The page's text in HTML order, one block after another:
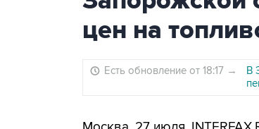
цен на
Есть обновление от 18:17 →
В